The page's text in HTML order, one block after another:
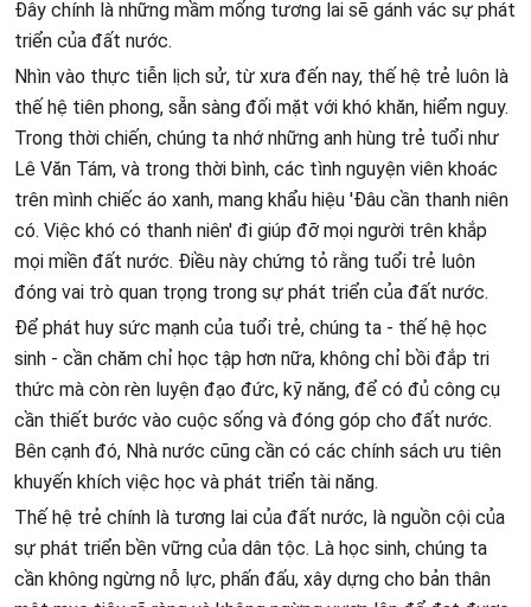
Đây chính là những mầm mống tương lai sẽ gánh vác sự phát
triển của đất nước.
Nhìn vào thực tiễn lịch sử, từ xưa đến nay, thế hệ trẻ luôn là
thế hệ tiên phong, sẵn sàng đối mặt với khó khăn, hiểm nguy.
Trong thời chiến, chúng ta nhớ những anh hùng trẻ tuổi như
Lê Văn Tám, và trong thời bình, các tình nguyện viên khoác
trên mình chiếc áo xanh, mang khẩu hiệu 'Đâu cần thanh niên
có. Việc khó có thanh niên' đi giúp đỡ mọi người trên khắp
mọi miền đất nước. Điều này chứng tỏ rằng tuổi trẻ luôn
đóng vai trò quan trọng trong sự phát triển của đất nước.
Để phát huy sức mạnh của tuổi trẻ, chúng ta - thế hệ học
sinh - cần chăm chỉ học tập hơn nữa, không chỉ bồi đắp tri
thức mà còn rèn luyện đạo đức, kỹ năng, để có đủ công cụ
cần thiết bước vào cuộc sống và đóng góp cho đất nước.
Bên cạnh đó, Nhà nước cũng cần có các chính sách ưu tiên
khuyến khích việc học và phát triển tài năng.
Thế hệ trẻ chính là tương lai của đất nước, là nguồn cội của
sự phát triển bền vững của dân tộc. Là học sinh, chúng ta
cần không ngừng nỗ lực, phấn đấu, xây dựng cho bản thân